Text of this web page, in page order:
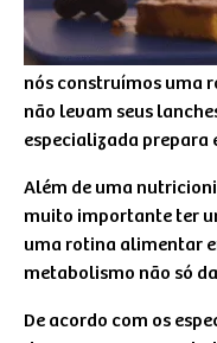
nós construímos uma
não levam seus
especializada prepara
Além de uma
muito importante ter
uma rotina alimentar
metabolismo não só
De acordo com os